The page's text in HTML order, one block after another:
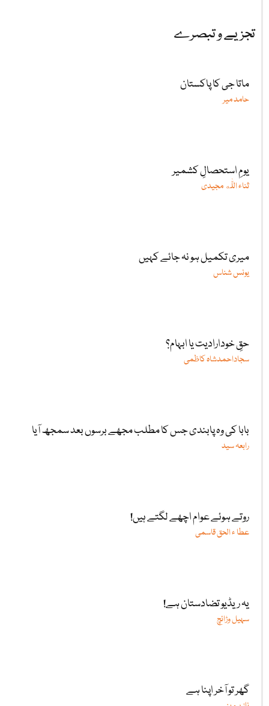
تجزیے و تبصرے
ماتا جی کا پاکستان
حامد میر
یومِ استحصالِ کشمیر
ثناء اللّٰه مجیدی
میری تکمیل ہو نہ جائے کہیں
یونس شناس
حقِ خودارادیت یا ابہام؟
سجاداحمدشاہ کاظمی
بابا کی وہ پابندی جس کا مطلب مجھے برسوں بعد سمجھ آیا
رابعہ سید
روتے ہوئے عوام اچھے لگتے ہیں!
عطا ء الحق قاسمی
یہ ریڈیو تضادستان ہے!
سہیل وڑائچ
گھر تو آخر اپنا ہے